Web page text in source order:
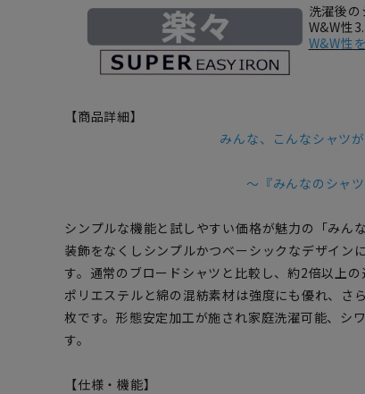
洗濯後
W&W
W&W性
【商品詳細】
みんな、こんなシャツ
～『みんなのシャツ
シンプルな機能と試しやすい価格が魅力の「みん
装飾をなくしシンプルかつベーシックなデザイン
す。通常のブロードシャツと比較し、約2倍以上
ポリエステルと綿の混紡素材は強度にも優れ、さ
枚です。形態安定加工が施され家庭洗濯可能、シ
す。
【仕様・機能】